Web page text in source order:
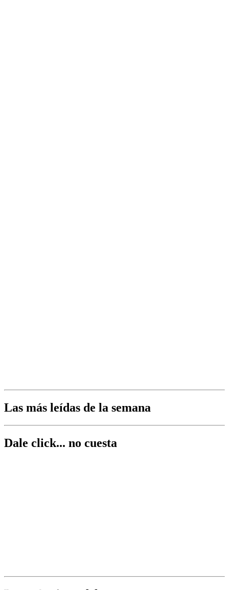
Las más leídas de la semana
Dale click... no cuesta